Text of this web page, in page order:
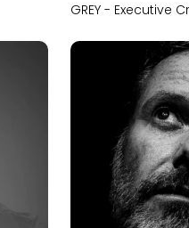
GREY - Executive